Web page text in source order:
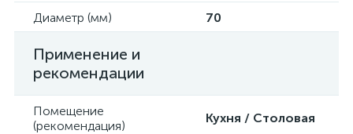
Диаметр (мм)
70
Применение и
рекомендации
Помещение
(рекомендация)
Кухня / Столовая